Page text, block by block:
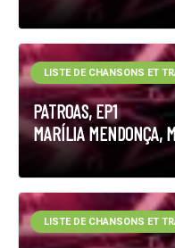
PATROAS, EP1
MARÍLIA MENDONÇA,
LISTE DE CHANSONS ET
LISTE DE CHANSONS ET